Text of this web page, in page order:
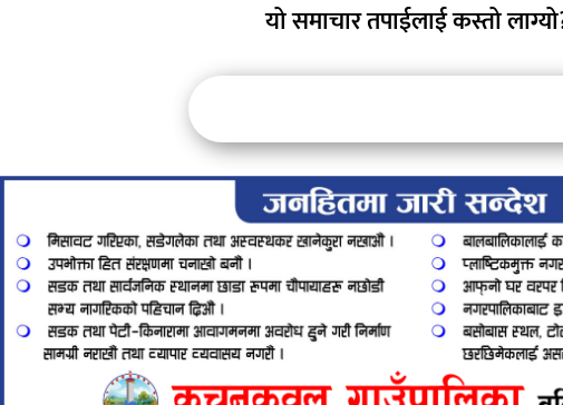
यो समाचार तपाईलाई कस्तो